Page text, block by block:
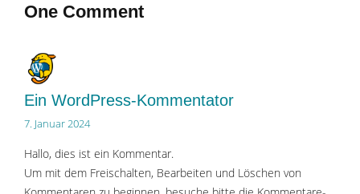
One Comment
Ein WordPress-Kommentator
7. Januar 2024
Hallo, dies ist ein Kommentar.
Um mit dem Freischalten, Bearbeiten und Löschen von